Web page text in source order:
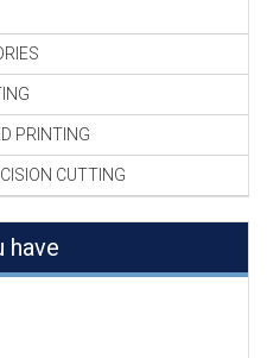
PRINTING
CUTTING
have